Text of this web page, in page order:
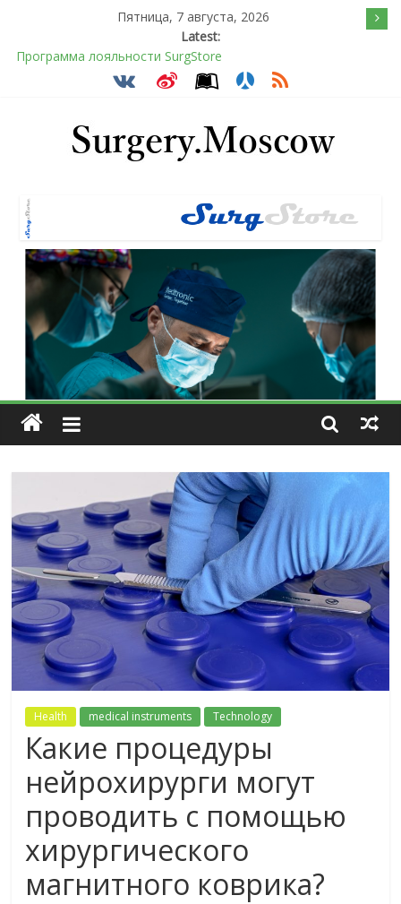
Пятница, 7 августа, 2026
Latest:
Программа лояльности SurgStore
Подсознательное желанием быть отверженным и
Барбированные нити в хирургии: принцип работы и
преимущества технологии
Health medical instruments Technology
Какие процедуры
нейрохирурги могут
проводить с помощью
хирургического
магнитного коврика?